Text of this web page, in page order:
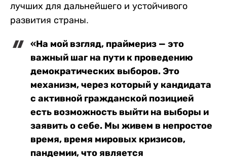
лучших для дальнейшего и устойчивого
развития страны.
«На мой взгляд, праймериз — это
важный шаг на пути к проведению
демократических выборов. Это
механизм, через который у кандидата
с активной гражданской позицией
есть возможность выйти на выборы и
заявить о себе. Мы живем в непростое
время, время мировых кризисов,
пандемии, что является